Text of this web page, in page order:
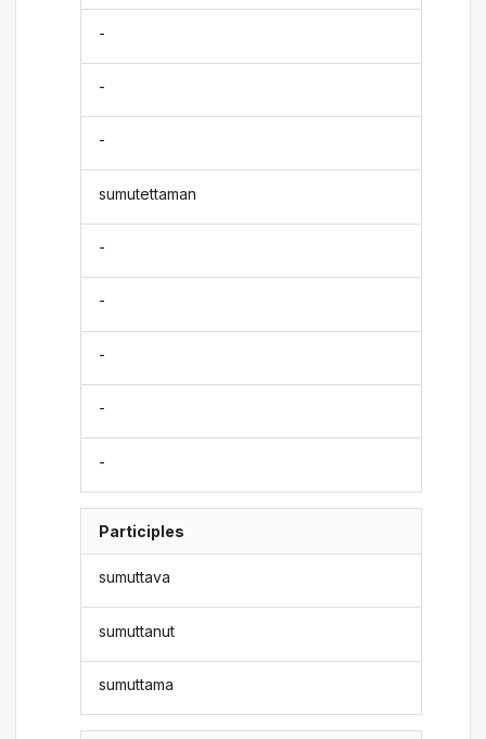
-
-
-
sumutettaman
-
-
-
-
-
Participles
sumuttava
sumuttanut
sumuttama